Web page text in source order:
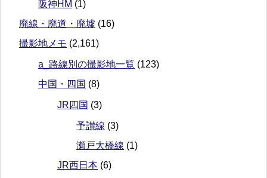
阪神HM (1)
廃線・廃道・廃墟 (16)
撮影地メモ (2,161)
a_路線別の撮影地一覧 (123)
中国・四国 (8)
JR四国 (3)
予讃線 (3)
瀬戸大橋線 (1)
JR西日本 (6)